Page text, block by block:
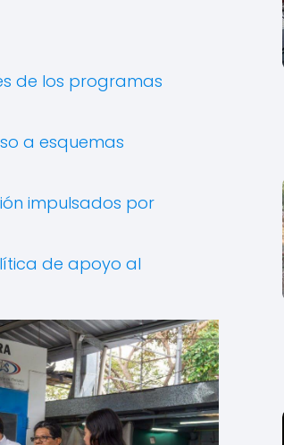
de los programas
a esquemas
impulsados por
de apoyo al